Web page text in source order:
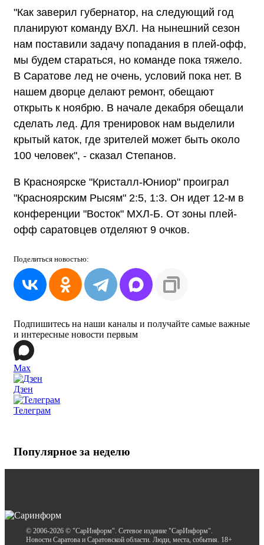
"Как заверил губернатор, на следующий год
планируют команду ВХЛ. На нынешний сезон
нам поставили задачу попадания в плей-офф,
мы будем стараться, но команде пока тяжело.
В Саратове лед не очень, условий пока нет. В
нашем дворце делают ремонт, обещают
открыть к ноябрю. В начале декабря обещали
сделать лед. Для тренировок нам выделили
крытый каток, где зрителей может быть около
100 человек", - сказал Степанов.
В Красноярске "Кристалл-Юниор" проиграл
"Красноярским Рысям" 2:5, 1:3. Он идет 12-м в
конференции "Восток" МХЛ-Б. От зоны плей-
офф саратовцев отделяют 9 очков.
Поделиться новостью:
Подпишитесь на наши каналы и получайте самые важные
и интересные новости первым
Max
Дзен
Телеграм
Популярное за неделю
© 2006-2026 © "СарИнформ". Сетевое издание "СарИнформ".
Новости Саратова и Саратовской области. Люди, места, события. 18+